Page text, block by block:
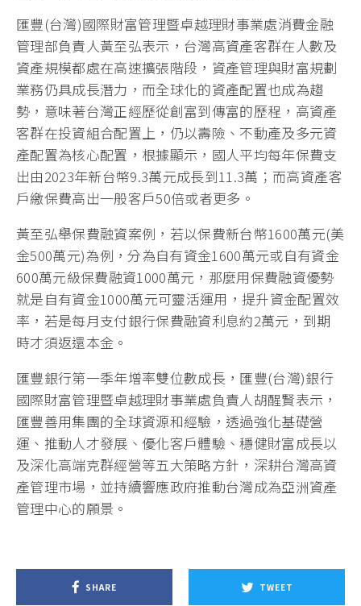
匯豐(台灣)國際財富管理暨卓越理財事業處消費金融
管理部負責人黃至弘表示，台灣高資產客群在人數及
資產規模都處在高速擴張階段，資產管理與財富規劃
業務仍具成長潛力，而全球化的資產配置也成為趨
勢，意味著台灣正經歷從創富到傳富的歷程，高資產
客群在投資組合配置上，仍以壽險、不動產及多元資
產配置為核心配置，根據顯示，國人平均每年保費支
出由2023年新台幣9.3萬元成長到11.3萬；而高資產客
戶繳保費高出一般客戶50倍或者更多。
黃至弘舉保費融資案例，若以保費新台幣1600萬元(美
金500萬元)為例，分為自有資金1600萬元或自有資金
600萬元級保費融資1000萬元，那麼用保費融資優勢
就是自有資金1000萬元可靈活運用，提升資金配置效
率，若是每月支付銀行保費融資利息約2萬元，到期
時才須返還本金。
匯豐銀行第一季年增率雙位數成長，匯豐(台灣)銀行
國際財富管理暨卓越理財事業處負責人胡醒賢表示，
匯豐善用集團的全球資源和經驗，透過強化基礎營
運、推動人才發展、優化客戶體驗、穩健財富成長以
及深化高端克群經營等五大策略方針，深耕台灣高資
產管理市場，並持續響應政府推動台灣成為亞洲資產
管理中心的願景。
SHARE TWEET